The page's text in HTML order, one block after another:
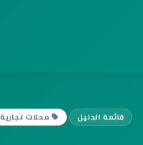
قائمة الدليل محلات تجارية